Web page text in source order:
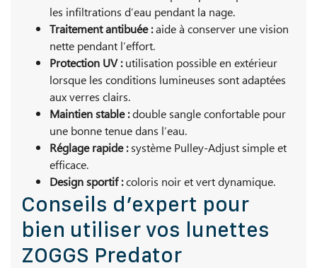
les infiltrations d’eau pendant la nage.
Traitement antibuée :aide à conserver une vision
nette pendant l’effort.
Protection UV :utilisation possible en extérieur
lorsque les conditions lumineuses sont adaptées
aux verres clairs.
Maintien stable :double sangle confortable pour
une bonne tenue dans l’eau.
Réglage rapide :système Pulley-Adjust simple et
efficace.
Design sportif :coloris noir et vert dynamique.
Conseils d’expert pour
bien utiliser vos lunettes
ZOGGS Predator